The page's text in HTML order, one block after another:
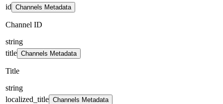
id Channels Metadata
Channel ID
string
title Channels Metadata
Title
string
localized_title Channels Metadata